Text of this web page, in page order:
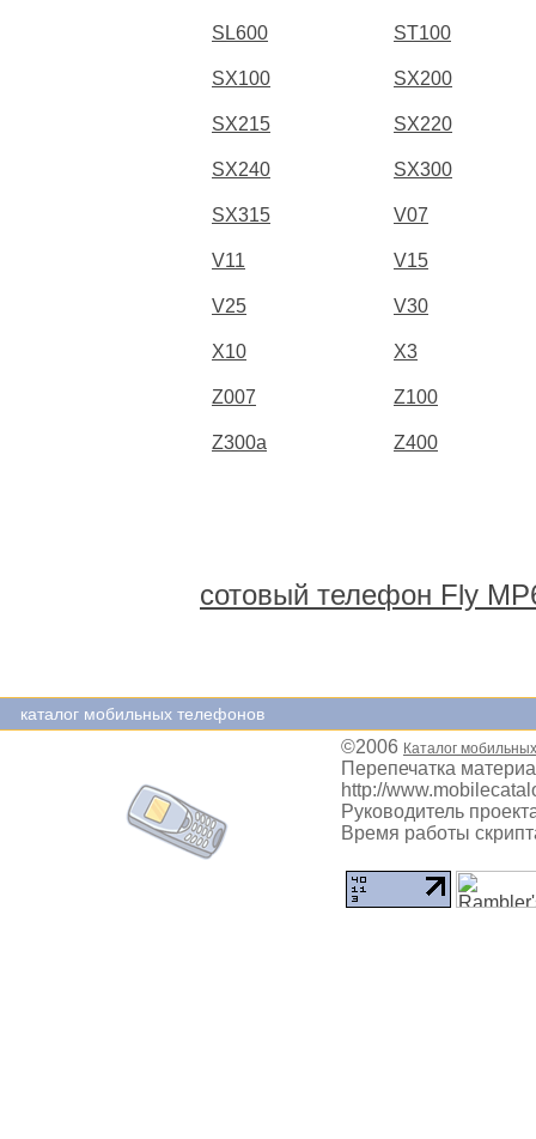
SL600 ST100
SX100 SX200
SX215 SX220
SX240 SX300
SX315 V07
V11 V15
V25 V30
X10 X3
Z007 Z100
Z300a Z400
сотовый телефон Fly
каталог мобильных телефонов
©2006 Каталог
Перепечатка
http://
Руководитель
Время работы